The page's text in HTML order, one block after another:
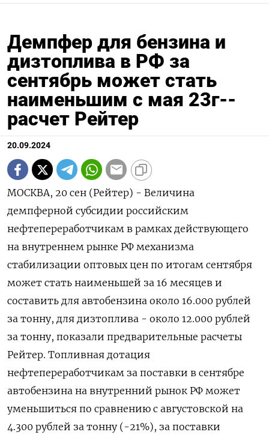
Демпфер для бензина и
дизтоплива в РФ за
сентябрь может стать
наименьшим с мая 23г--
расчет Рейтер
20.09.2024
МОСКВА, 20 сен (Рейтер) - Величина
демпферной субсидии российским
нефтепереработчикам в рамках действующего
на внутреннем рынке РФ механизма
стабилизации оптовых цен по итогам сентября
может стать наименьшей за 16 месяцев и
составить для автобензина около 16.000 рублей
за тонну, для дизтоплива - около 12.000 рублей
за тонну, показали предварительные расчеты
Рейтер. Топливная дотация
нефтепереработчикам за поставки в сентябре
автобензина на внутренний рынок РФ может
уменьшиться по сравнению с августовской на
4.300 рублей за тонну (-21%), за поставки